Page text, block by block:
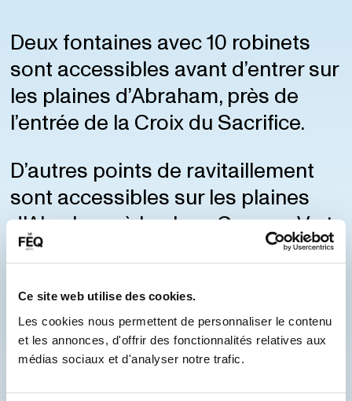
Ce site web utilise des cookies.
Les cookies nous permettent de personnaliser le contenu
et les annonces, d'offrir des fonctionnalités relatives aux
médias sociaux et d'analyser notre trafic.
Deux fontaines avec 10 robinets
sont accessibles avant d’entrer sur
les plaines d’Abraham, près de
l’entrée de la Croix du Sacrifice.
D’autres points de ravitaillement
sont accessibles sur les plaines
d'Abraham, à la place George-V et
à la place de l'Assemblée-
Apportez votre bouteille vide en
plastique (rigide ou non) ou acier-